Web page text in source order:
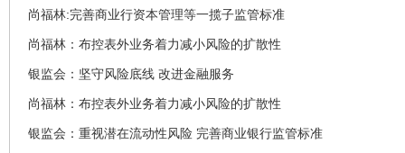
尚福林:完善商业行资本管理等一揽子监管标准
尚福林：布控表外业务着力减小风险的扩散性
银监会：坚守风险底线 改进金融服务
尚福林：布控表外业务着力减小风险的扩散性
银监会：重视潜在流动性风险 完善商业银行监管标准